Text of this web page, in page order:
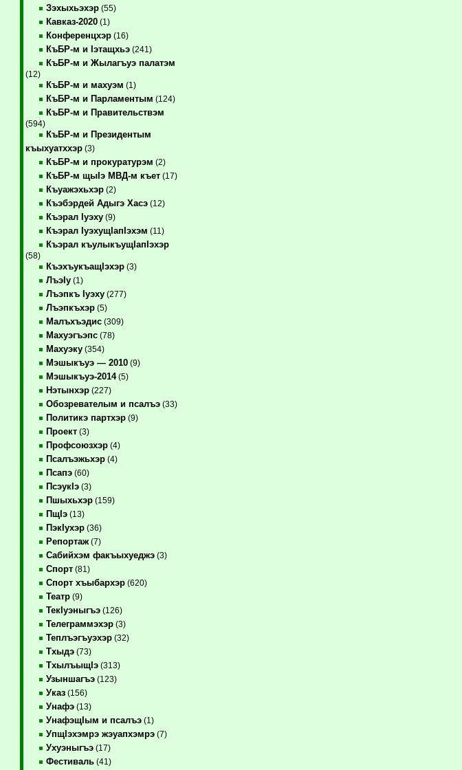
Зэхыхьэхэр(55)
Кавказ-2020(1)
Конференцхэр(16)
КъБР-м и Iэтащхьэ(241)
КъБР-м и Жылагъуэ палатэм
(12)
КъБР-м и махуэм (1)
КъБР-м и Парламентым (124)
КъБР-м и Правительствэм
(594)
КъБР-м и Президентым
къыхуатххэр(3)
КъБР-м и прокуратурэм (2)
КъБР-м щыIэ МВД-м къет(17)
Къуажэхьхэр(2)
Къэбэрдей Адыгэ Хасэ(12)
Къэрал Iуэху(9)
Къэрал IуэхущIапIэхэм (11)
Къэрал къулыкъущIапIэхэр
(58)
КъэхъукъащIэхэр(3)
ЛъэIу(1)
Лъэпкъ Iуэху(277)
Лъэпкъхэр(5)
Малъхъэдис(309)
Махуэгъэпс(78)
Махуэку(354)
Мэшыкъуэ — 2010(9)
Мэшыкъуэ-2014(5)
Нэтынхэр(227)
Обозревателым и псалъэ(33)
Политикэ партхэр(9)
Проект(3)
Профсоюзхэр(4)
Псалъэжьхэр(4)
Псапэ(60)
ПсэукIэ(3)
Пшыхьхэр(159)
ПщIэ(13)
ПэкIухэр(36)
Репортаж(7)
Сабийхэм факъыхуеджэ(3)
Спорт(81)
Спорт хъыбархэр(620)
Театр(9)
ТекIуэныгъэ(126)
Телеграммэхэр(3)
Теплъэгъуэхэр(32)
Тхыдэ(73)
ТхылъыщIэ(313)
Узыншагъэ(123)
Указ(156)
Унафэ(13)
УнафэщIым и псалъэ(1)
УпщIэхэмрэ жэуапхэмрэ(7)
Ухуэныгъэ(17)
Фестиваль(41)